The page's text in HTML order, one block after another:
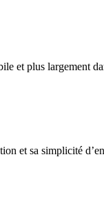
et plus largement
et sa simplicité